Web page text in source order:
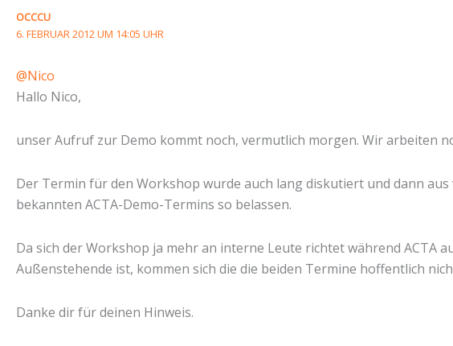
OCCCU
6. FEBRUAR 2012 UM 14:05 UHR
@Nico
Hallo Nico,
unser Aufruf zur Demo kommt noch, vermutlich morgen. Wir arbeiten
Der Termin für den Workshop wurde auch lang diskutiert und dann
bekannten ACTA-Demo-Termins so belassen.
Da sich der Workshop ja mehr an interne Leute richtet während ACTA
Außenstehende ist, kommen sich die die beiden Termine hoffentlich
Danke dir für deinen Hinweis.